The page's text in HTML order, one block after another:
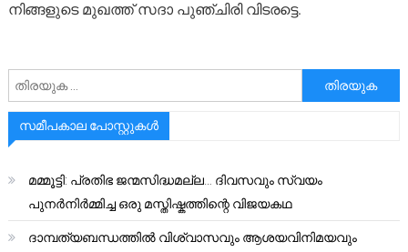
നിങ്ങളുടെ മുഖത്ത് സദാ പുഞ്ചിരി വിടരട്ടെ.
അനേഷിക്കുക
സമീപകാല പോസ്റ്റുകൾ
മമ്മൂട്ടി: പ്രതിഭ ജന്മസിദ്ധമല്ല… ദിവസവും സ്വയം
പുനർനിർമ്മിച്ച ഒരു മസ്തിഷ്കത്തിന്റെ വിജയകഥ
ദാമ്പത്യബന്ധത്തിൽ വിശ്വാസവും ആശയവിനിമയവും